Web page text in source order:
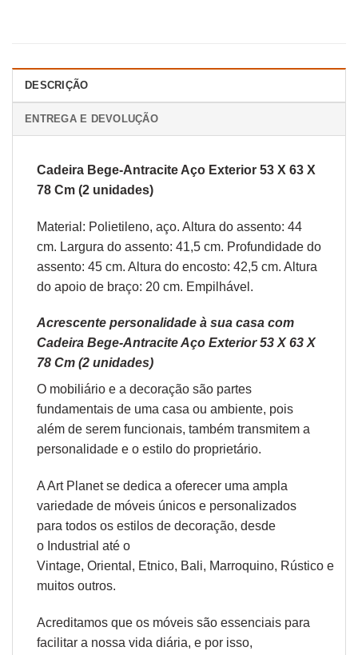
DESCRIÇÃO
ENTREGA E DEVOLUÇÃO
Cadeira Bege-Antracite Aço Exterior 53 X 63 X
78 Cm (2 unidades)
Material: Polietileno, aço. Altura do assento: 44
cm. Largura do assento: 41,5 cm. Profundidade do
assento: 45 cm. Altura do encosto: 42,5 cm. Altura
do apoio de braço: 20 cm. Empilhável.
Acrescente personalidade à sua casa com
Cadeira Bege-Antracite Aço Exterior 53 X 63 X
78 Cm (2 unidades)
O mobiliário e a decoração são partes
fundamentais de uma casa ou ambiente, pois
além de serem funcionais, também transmitem a
personalidade e o estilo do proprietário.
A Art Planet se dedica a oferecer uma ampla
variedade de móveis únicos e personalizados
para todos os estilos de decoração, desde
o Industrial até o
Vintage, Oriental , Etnico, Bali, Marroquino, Rústico e
muitos outros.
Acreditamos que os móveis são essenciais para
facilitar a nossa vida diária, e por isso,